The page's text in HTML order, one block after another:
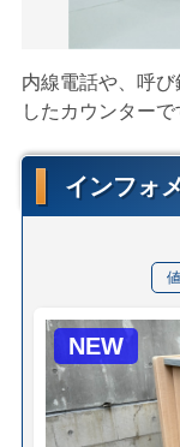
内線電話や、呼
したカウンターで
インフォ
NEW